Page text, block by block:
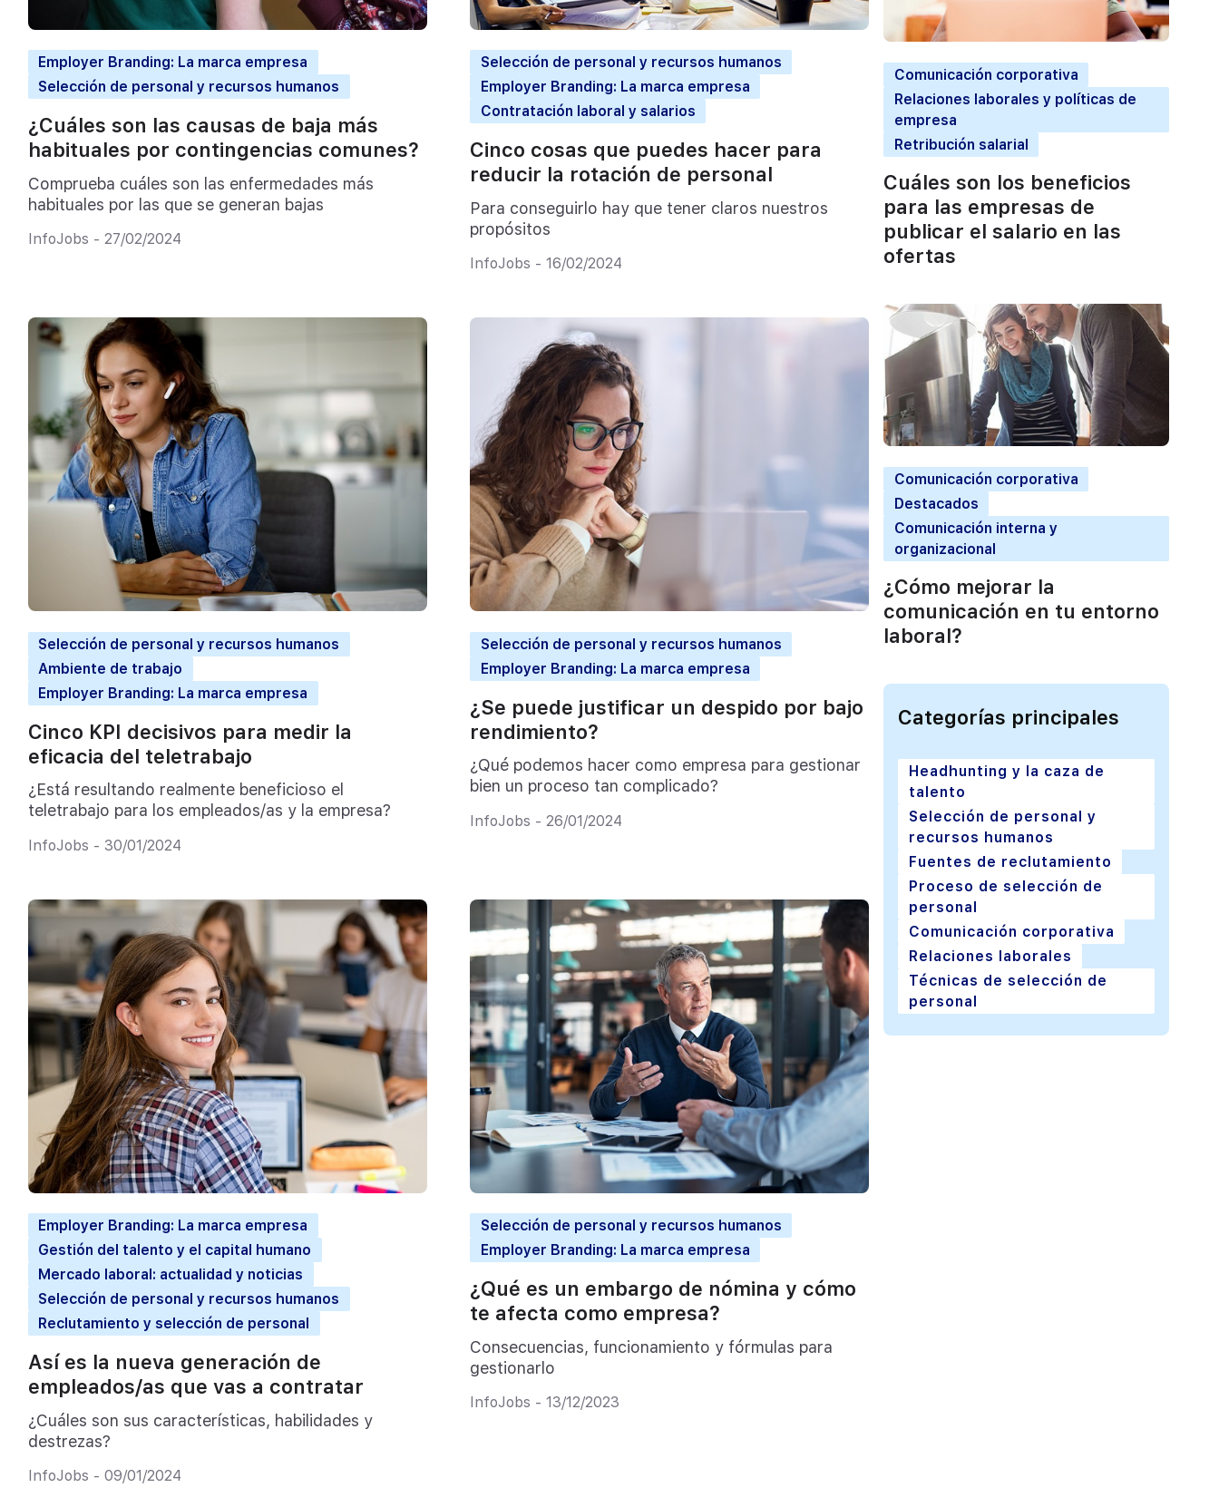
Employer Branding: La marca empresa
Selección de personal y recursos humanos
¿Cuáles son las causas de baja más
habituales por contingencias comunes?
Comprueba cuáles son las enfermedades más
habituales por las que se generan bajas
InfoJobs - 27/02/2024
Selección de personal y recursos humanos
Employer Branding: La marca empresa
Contratación laboral y salarios
Cinco cosas que puedes hacer para
reducir la rotación de personal
Para conseguirlo hay que tener claros nuestros
propósitos
InfoJobs - 16/02/2024
Selección de personal y recursos humanos
Ambiente de trabajo
Employer Branding: La marca empresa
Cinco KPI decisivos para medir la
eficacia del teletrabajo
¿Está resultando realmente beneficioso el
teletrabajo para los empleados/as y la empresa?
InfoJobs - 30/01/2024
Selección de personal y recursos humanos
Employer Branding: La marca empresa
¿Se puede justificar un despido por bajo
rendimiento?
¿Qué podemos hacer como empresa para gestionar
bien un proceso tan complicado?
InfoJobs - 26/01/2024
Employer Branding: La marca empresa
Gestión del talento y el capital humano
Mercado laboral: actualidad y noticias
Selección de personal y recursos humanos
Reclutamiento y selección de personal
Así es la nueva generación de
empleados/as que vas a contratar
¿Cuáles son sus características, habilidades y
destrezas?
InfoJobs - 09/01/2024
Selección de personal y recursos humanos
Employer Branding: La marca empresa
¿Qué es un embargo de nómina y cómo
te afecta como empresa?
Consecuencias, funcionamiento y fórmulas para
gestionarlo
InfoJobs - 13/12/2023
Comunicación corporativa
Relaciones laborales y políticas de
empresa
Retribución salarial
Cuáles son los beneficios
para las empresas de
publicar el salario en las
ofertas
Comunicación corporativa
Destacados
Comunicación interna y
organizacional
¿Cómo mejorar la
comunicación en tu entorno
laboral?
Categorías principales
Headhunting y la caza de
talento
Selección de personal y
recursos humanos
Fuentes de reclutamiento
Proceso de selección de
personal
Comunicación corporativa
Relaciones laborales
Técnicas de selección de
personal